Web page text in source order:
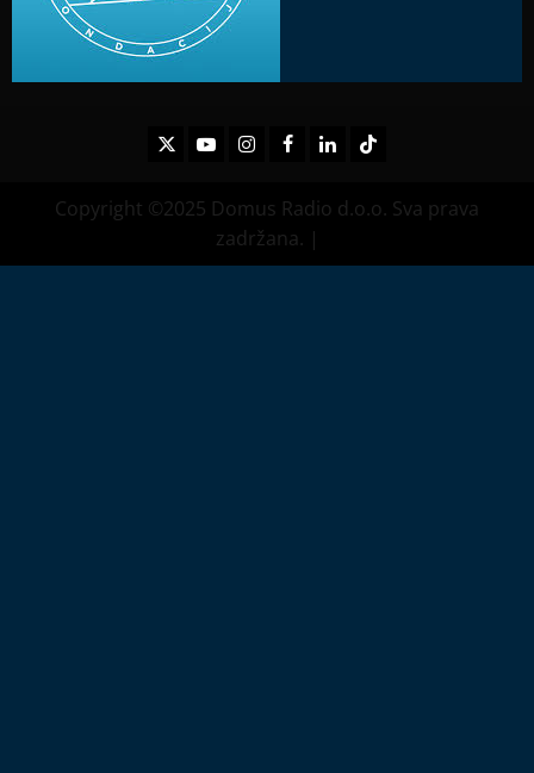
TwitterYoutubeInstagramFacebook
LinkedInTikTok
Copyright ©2025 Domus Radio d.o.o. Sva prava
zadržana. |